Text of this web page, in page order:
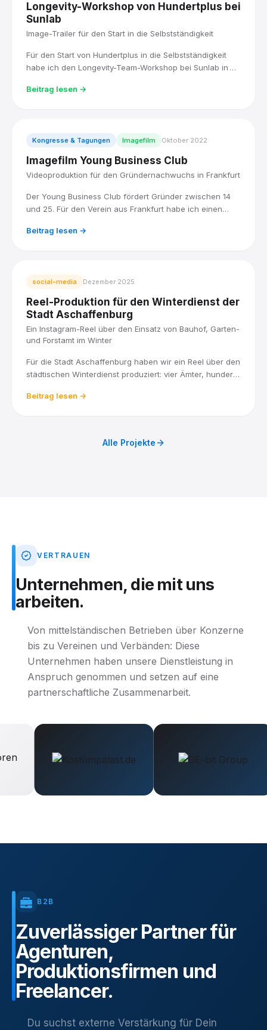
Longevity-Workshop von Hundertplus bei
Sunlab
Image-Trailer für den Start in die Selbstständigkeit
Für den Start von Hundertplus in die Selbstständigkeit
habe ich den Longevity-Team-Workshop bei Sunlab in
für die neue Website produziert.
Beitrag lesen →
Kongresse & Tagungen Imagefilm Oktober 2022
Imagefilm Young Business Club
Videoproduktion für den Gründernachwuchs in Frankfurt
Der Young Business Club fördert Gründer zwischen 14
und 25. Für den Verein aus Frankfurt habe ich einen
macht: junge Menschen, echte Aufbruchstimmung,
Beitrag lesen →
social-media Dezember 2025
Reel-Produktion für den Winterdienst der
Stadt Aschaffenburg
Ein Instagram-Reel über den Einsatz von Bauhof, Garten-
und Forstamt im Winter
Für die Stadt Aschaffenburg haben wir ein Reel über den
städtischen Winterdienst produziert: vier Ämter, hunderte
eine klare Priorität, wer zuerst geräumt wird.
Beitrag lesen →
Alle Projekte
VERTRAUEN
Unternehmen, die mit uns
arbeiten.
Von mittelständischen Betrieben über Konzerne
bis zu Vereinen und Verbänden: Diese
Unternehmen haben unsere Dienstleistung in
Anspruch genommen und setzen auf eine
partnerschaftliche Zusammenarbeit.
B2B
Zuverlässiger Partnerfür
Agenturen,
Produktionsfirmen und
Freelancer.
Du suchst externe Verstärkung für Dein